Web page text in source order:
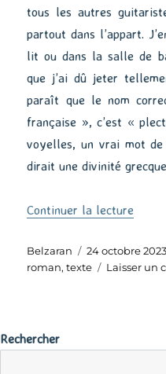
tous les autres
partout dans l’appart.
lit ou dans la salle de
que j’ai dû jeter
paraît que le nom
française », c’est «
voyelles, un vrai mot
dirait une divinité
Continuer la lecture
Auteur
Belzaran
Publié
le
24 octobre 2023
roman,texte Laisser un
Rechercher